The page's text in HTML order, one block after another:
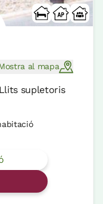
al mapa
supletoris